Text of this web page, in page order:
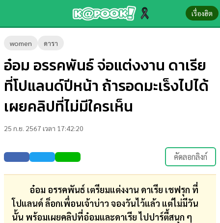
เรื่องฮิต
women ดารา
อ๋อม อรรคพันธ์ จ่อแต่งงาน ดาเรีย
ที่โปแลนด์ปีหน้า ถ้ารอดมะเร็งไปได้
เผยคลิปที่ไม่มีใครเห็น
25 ก.ย. 2567 เวลา 17:42:20
คัดลอกลิงก์
อ๋อม อรรคพันธ์ เตรียมแต่งงาน ดาเรีย เชฟรุก ที่
โปแลนด์ ล็อกเพื่อนเจ้าบ่าว จองวันไว้แล้ว แต่ไม่มีวัน
นั้น พร้อมเผยคลิปที่อ๋อมและดาเรีย ไปปาร์ตี้สนุก ๆ
ข่าว-
ความ
รู้
บันเทิง
ตรวจ
หวย
บอล
สด